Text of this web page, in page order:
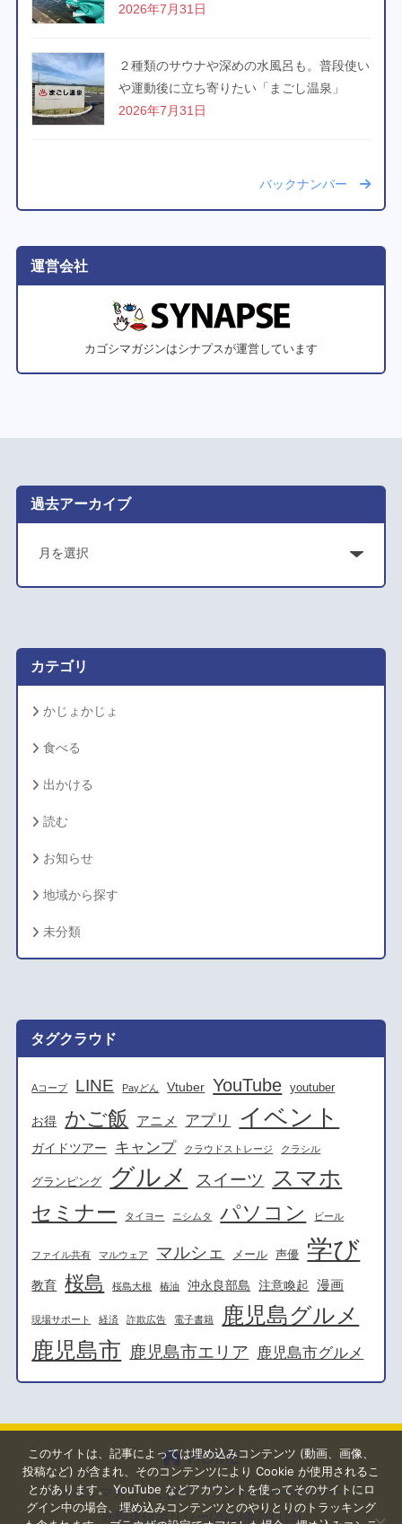
2026年7月31日
２種類のサウナや深めの水風呂も。普段使い
や運動後に立ち寄りたい「まごし温泉」
2026年7月31日
バックナンバー
運営会社
カゴシマガジンはシナプスが運営しています
過去アーカイブ
ア
カ
カテゴリ
かじょかじょ
食べる
出かける
読む
お知らせ
地域から探す
未分類
タグクラウド
Aコープ LINE Payどん Vtuber YouTube youtuber
お得 かご飯 アニメ アプリ イベント
ガイドツアー キャンプ クラウドストレージ クラシル
グランピング グルメ スイーツ スマホ
セミナー タイヨー ニシムタ パソコン ビール
ファイル共有 マルウェア マルシェ メール 声優 学び
教育 桜島 桜島大根 椿油 沖永良部島 注意喚起 漫画
現場サポート 経済 詐欺広告 電子書籍 鹿児島グルメ
鹿児島市 鹿児島市エリア 鹿児島市グルメ
HOME
カゴシマガジンとは？
プライバシーポリシー
外部送信ポリシー(2023年7月1日)
このサイトは、記事によっては埋め込みコンテンツ (動画、画像、
投稿など) が含まれ、そのコンテンツにより Cookie が使用されるこ
とがあります。 YouTube などアカウントを使ってそのサイトにロ
グイン中の場合、埋め込みコンテンツとのやりとりのトラッキング